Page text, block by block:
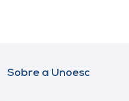
Sobre a Unoesc